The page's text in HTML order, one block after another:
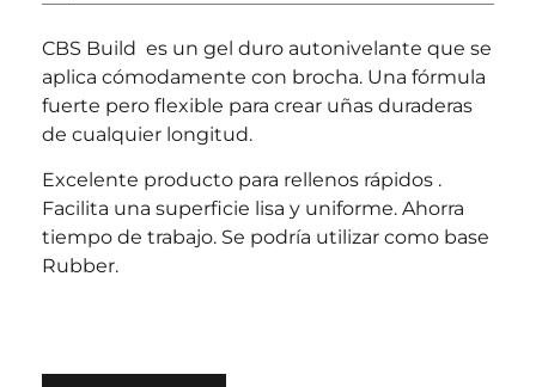
CBS Build es un gel duro autonivelante que se
aplica cómodamente con brocha. Una fórmula
fuerte pero flexible para crear uñas duraderas
de cualquier longitud.
Excelente producto para rellenos rápidos .
Facilita una superficie lisa y uniforme. Ahorra
tiempo de trabajo. Se podría utilizar como base
Rubber.